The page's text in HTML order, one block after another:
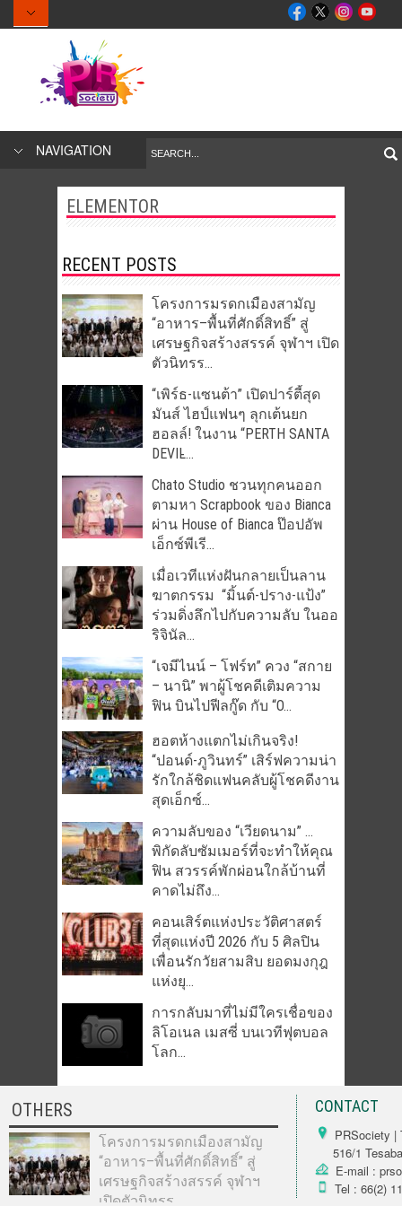
NAVIGATION
ELEMENTOR
RECENT POSTS
โครงการมรดกเมืองสามัญ
“อาหาร–พื้นที่ศักดิ์สิทธิ์” สู่
เศรษฐกิจสร้างสรรค์ จุฬาฯ เปิด
ตัวนิทรร...
“เพิร์ธ-แซนต้า” เปิดปาร์ตี้สุด
มันส์ ไฮป์แฟนๆ ลุกเต้นยก
ฮอลล์! ในงาน “PERTH SANTA
DEVIL̵...
Chato Studio ชวนทุกคนออก
ตามหา Scrapbook ของ Bianca
ผ่าน House of Bianca ป๊อปอัพ
เอ็กซ์พีเรี...
เมื่อเวทีแห่งฝันกลายเป็นลาน
ฆาตกรรม “มิ้นต์-ปราง-แป้ง”
ร่วมดิ่งลึกไปกับความลับ ในออ
ริจินัล...
“เจมีไนน์ – โฟร์ท” ควง “สกาย
– นานิ” พาผู้โชคดีเติมความ
ฟิน บินไปฟีลกู๊ด กับ “O...
ฮอตห้างแตกไม่เกินจริง!
“ปอนด์-ภูวินทร์” เสิร์ฟความน่า
รักใกล้ชิดแฟนคลับผู้โชคดีงาน
สุดเอ็กซ์...
ความลับของ “เวียดนาม” …
พิกัดลับซัมเมอร์ที่จะทำให้คุณ
ฟิน สวรรค์พักผ่อนใกล้บ้านที่
คาดไม่ถึง...
คอนเสิร์ตแห่งประวัติศาสตร์
ที่สุดแห่งปี 2026 กับ 5 ศิลปิน
เพื่อนรักวัยสามสิบ ยอดมงกุฎ
แห่งยุ...
การกลับมาที่ไม่มีใครเชื่อของ
ลิโอเนล เมสซี่ บนเวทีฟุตบอล
โลก...
OTHERS
โครงการมรดกเมืองสามัญ
“อาหาร–พื้นที่ศักดิ์สิทธิ์” สู่
เศรษฐกิจสร้างสรรค์ จุฬาฯ
เปิดตัวนิทรร...
CONTACT
PRSociety |
516/1
E-mail :
Tel : 66(2)